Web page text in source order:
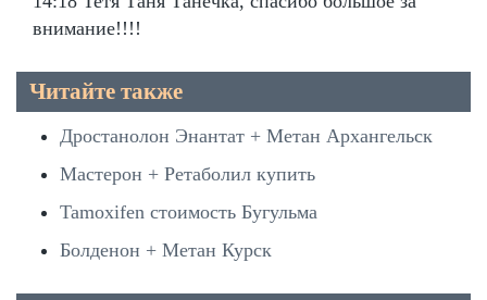
внимание!!!!
Читайте также
Дростанолон Энантат + Метан Архангельск
Мастерон + Ретаболил купить
Tamoxifen стоимость Бугульма
Болденон + Метан Курск